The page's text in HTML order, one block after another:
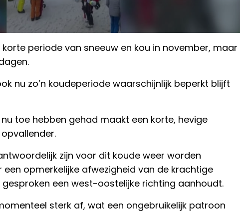
periode van sneeuw en kou in november, maar
nu zo’n koudeperiode waarschijnlijk beperkt blijft
toe hebben gehad maakt een korte, hevige
zijn voor dit koude weer worden
opmerkelijke afwezigheid van de krachtige
een west-oostelijke richting aanhoudt.
sterk af, wat een ongebruikelijk patroon